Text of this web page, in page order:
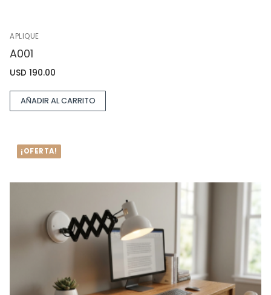
APLIQUE
A001
USD 190.00
AÑADIR AL CARRITO
¡OFERTA!